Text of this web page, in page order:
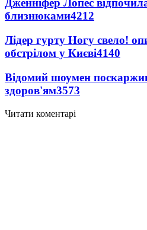
Дженніфер Лопес відпочила
близнюками4212
Лідер гурту Ногу свело!
обстрілом у Києві4140
Відомий шоумен
здоров'ям3573
Читати коментарі